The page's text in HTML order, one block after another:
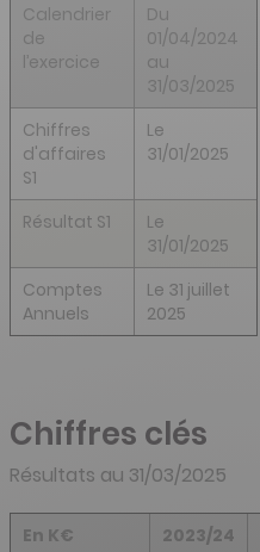
Calendrier
de
l’exercice
Du
01/04/2024
au
31/03/2025
Chiffres
d'affaires
S1
Le
31/01/2025
Résultat S1
Le
31/01/2025
Comptes
Annuels
Le 31 juillet
2025
Chiffres clés
Résultats au 31/03/2025
En K€ 2023/24